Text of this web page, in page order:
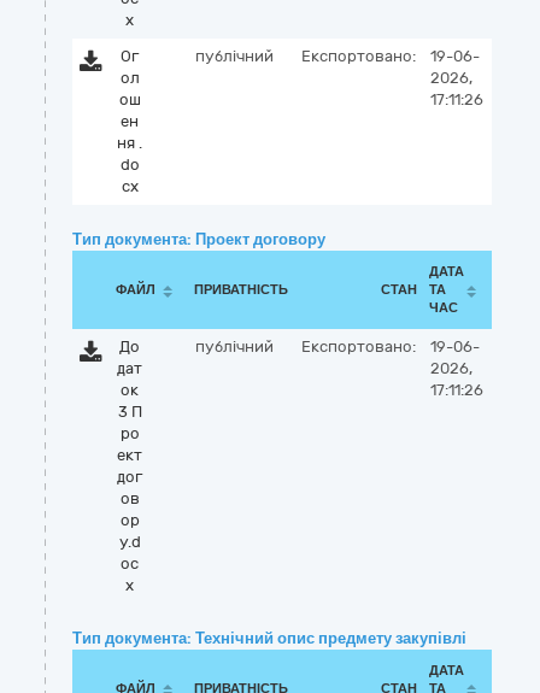
x
Ог
ол
ош
ен
ня .
do
cx
публічний Експортовано:
19-06-
2026,
17:11:26
Тип документа: Проект договору
ФАЙЛ ПРИВАТНІСТЬ СТАН
ДАТА
ТА
ЧАС
До
дат
ок
3 П
ро
ект
дог
ов
ор
у.d
oc
x
публічний Експортовано:
19-06-
2026,
17:11:26
Тип документа: Технічний опис предмету закупівлі
ФАЙЛ ПРИВАТНІСТЬ СТАН
ДАТА
ТА